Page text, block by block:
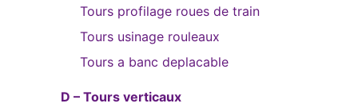
Tours profilage roues de train
Tours usinage rouleaux
Tours a banc deplacable
D – Tours verticaux